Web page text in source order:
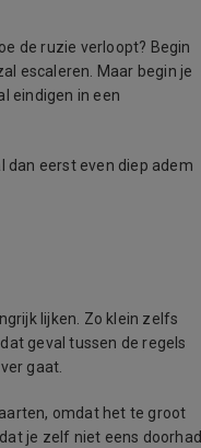
de ruzie verloopt? Begin
escaleren. Maar begin je
eindigen in een
dan eerst even diep adem
lijken. Zo klein zelfs
geval tussen de regels
gaat.
omdat het te groot
je zelf niet eens doorhad